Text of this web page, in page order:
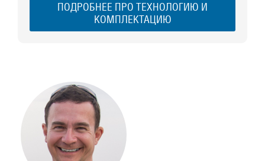
ПОДРОБНЕЕ ПРО ТЕХНОЛОГИЮ И
КОМПЛЕКТАЦИЮ